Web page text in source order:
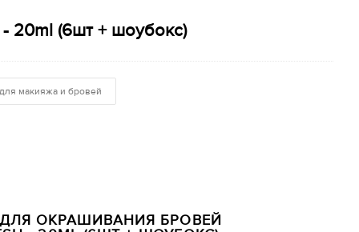
20ml (6шт + шоубокс)
макияжа и бровей
ОКРАШИВАНИЯ БРОВЕЙ